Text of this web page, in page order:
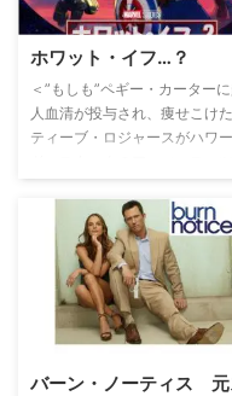
ホワット・イフ…？
＜”もしも”ペギー・カーター
人血清が投与され、痩せこけ
ティーブ・ロジャースがハワー
着て戦いに加わっていたら…？
バーン・ノーティス 元